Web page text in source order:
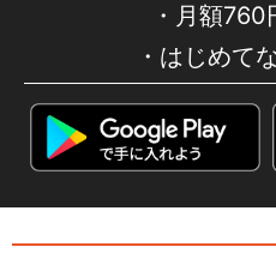
月額760
はじめて